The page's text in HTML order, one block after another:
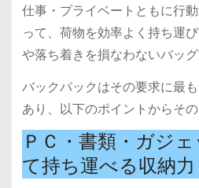
仕事・プライベートともに行
って、荷物を効率よく持ち運
や落ち着きを損なわないバッグ
バックパックはその要求に最
あり、以下のポイントからその
ＰＣ・書類・ガジ
て持ち運べる収納力